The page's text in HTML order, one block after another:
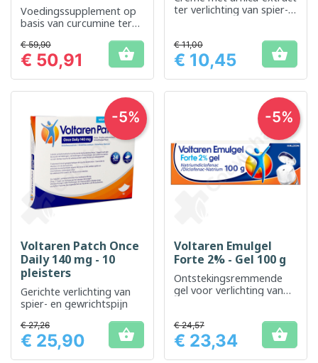
Voedingssupplement op
basis van curcumine ter
behoud van de flexibiliteit
van de gewrichten
Prijs
€ 59,90
€ 50,91 
ter verlichting van spier-
Prijs
€ 11,00
€ 10,45 
Voltaren Patch Once
Daily 140 mg - 10
pleisters
Gerichte verlichting van
spier- en gewrichtspijn
Prijs
€ 27,26
€ 25,90 
-5%
Voltaren Emulgel
Forte 2% - Gel 100 g
Ontstekingsremmende
gel voor verlichting van
Prijs
€ 24,57
€ 23,34 
-5%